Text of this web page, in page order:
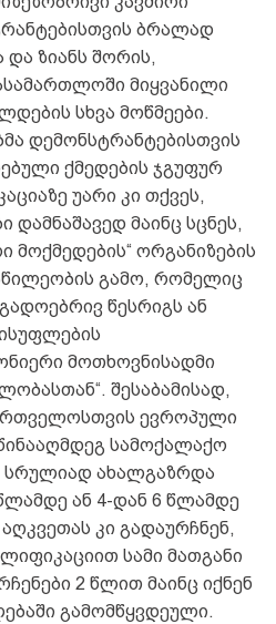
ბრალად
ზიანს შორის,
მიყვანილი
სხვა მოწმეები.
დემონსტრანტებისთვის
ქმედების ჯგუფურ
უარი კი თქვეს,
მაინც სცნეს,
მოქმედების“ ორგანიზების
გამო, რომელიც
წესრიგს ან
მოთხოვნისადმი
შესაბამისად,
ევროპული
სამოქალაქო
სრულიად ახალგაზრდა
ან 4-დან 6 წლამდე
კი გადაურჩნენ,
სამი მათგანი
2 წლით მაინც იქნენ
გამომწყვდეული.